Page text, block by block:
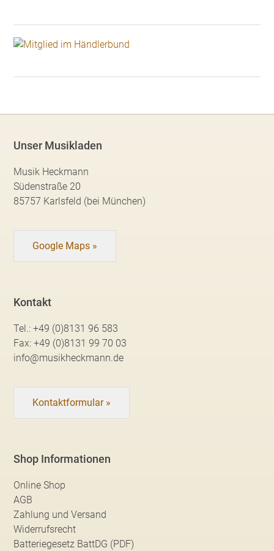
Unser Musikladen
Musik Heckmann
Südenstraße 20
85757 Karlsfeld (bei München)
Google Maps »
Kontakt
Tel.:+49 (0)8131 96 583
Fax:+49 (0)8131 99 70 03
info@musikheckmann.de
Kontaktformular »
Shop Informationen
Online Shop
AGB
Zahlung und Versand
Widerrufsrecht
Batteriegesetz BattDG (PDF)